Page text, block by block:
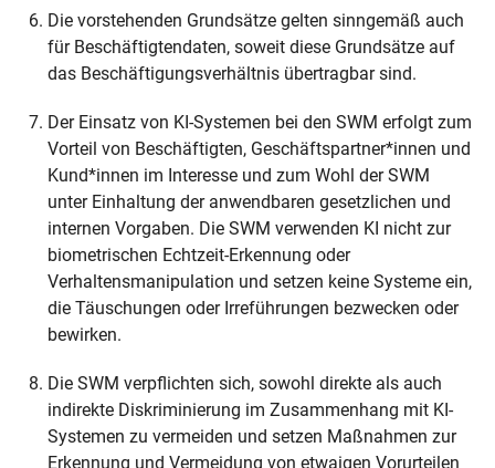
Die vorstehenden Grundsätze gelten sinngemäß auch
für Beschäftigtendaten, soweit diese Grundsätze auf
das Beschäftigungsverhältnis übertragbar sind.
Der Einsatz von KI-Systemen bei den SWM erfolgt zum
Vorteil von Beschäftigten, Geschäftspartner*innen und
Kund*innen im Interesse und zum Wohl der SWM
unter Einhaltung der anwendbaren gesetzlichen und
internen Vorgaben. Die SWM verwenden KI nicht zur
biometrischen Echtzeit-Erkennung oder
Verhaltensmanipulation und setzen keine Systeme ein,
die Täuschungen oder Irreführungen bezwecken oder
bewirken.
Die SWM verpflichten sich, sowohl direkte als auch
indirekte Diskriminierung im Zusammenhang mit KI-
Systemen zu vermeiden und setzen Maßnahmen zur
Erkennung und Vermeidung von etwaigen Vorurteilen